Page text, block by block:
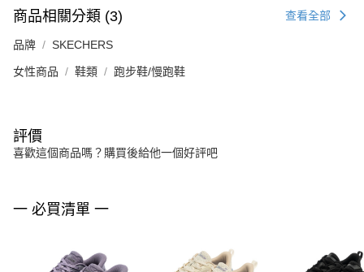
商品相關分類 (3) 查看全部
品牌 SKECHERS
女性商品 鞋類 跑步鞋/慢跑鞋
評價
喜歡這個商品嗎？購買後給他一個好評吧
一 必買清單 一